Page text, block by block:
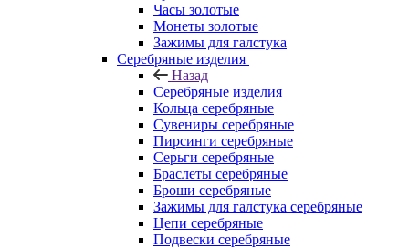
Часы золотые
Монеты золотые
Зажимы для галстука
Серебряные изделия
Назад
Серебряные изделия
Кольца серебряные
Сувениры серебряные
Пирсинги серебряные
Серьги серебряные
Браслеты серебряные
Броши серебряные
Зажимы для галстука серебряные
Цепи серебряные
Подвески серебряные